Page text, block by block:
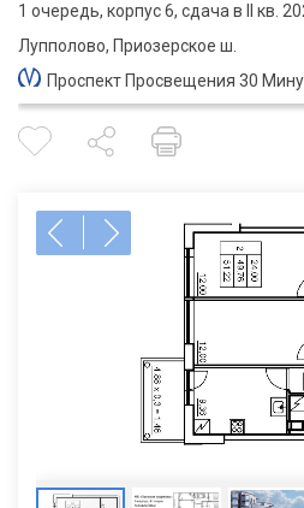
1 очередь, корпус 6, сдача в II кв.
Лупполово, Приозерское ш.
Проспект Просвещения 30